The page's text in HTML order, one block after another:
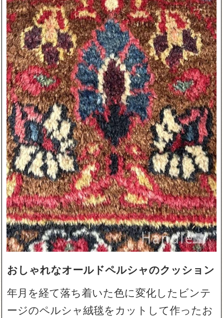
おしゃれなオールドペルシャのクッション
年月を経て落ち着いた色に変化したビンテ
ージのペルシャ絨毯をカットして作ったお